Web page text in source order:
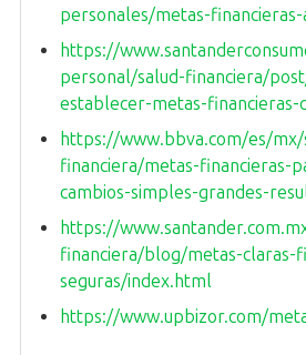
personales/metas-
https://
personal/salud-financiera/
establecer-metas-
https://www.bbva.com/es/mx/
financiera/metas-financieras-
cambios-simples-grandes-
https://
financiera/blog/metas-claras-
seguras/index.html
https://www.upbizor.com/